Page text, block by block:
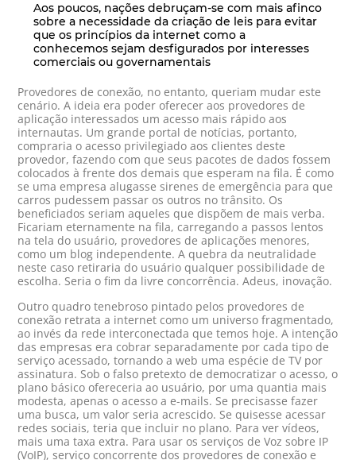
Aos poucos, nações debruçam-se com mais afinco
sobre a necessidade da criação de leis para evitar
que os princípios da internet como a
conhecemos sejam desfigurados por interesses
comerciais ou governamentais
Provedores de conexão, no entanto, queriam mudar este
cenário. A ideia era poder oferecer aos provedores de
aplicação interessados um acesso mais rápido aos
internautas. Um grande portal de notícias, portanto,
compraria o acesso privilegiado aos clientes deste
provedor, fazendo com que seus pacotes de dados fossem
colocados à frente dos demais que esperam na fila. É como
se uma empresa alugasse sirenes de emergência para que
carros pudessem passar os outros no trânsito. Os
beneficiados seriam aqueles que dispõem de mais verba.
Ficariam eternamente na fila, carregando a passos lentos
na tela do usuário, provedores de aplicações menores,
como um blog independente. A quebra da neutralidade
neste caso retiraria do usuário qualquer possibilidade de
escolha. Seria o fim da livre concorrência. Adeus, inovação.
Outro quadro tenebroso pintado pelos provedores de
conexão retrata a internet como um universo fragmentado,
ao invés da rede interconectada que temos hoje. A intenção
das empresas era cobrar separadamente por cada tipo de
serviço acessado, tornando a web uma espécie de TV por
assinatura. Sob o falso pretexto de democratizar o acesso, o
plano básico ofereceria ao usuário, por uma quantia mais
modesta, apenas o acesso a e-mails. Se precisasse fazer
uma busca, um valor seria acrescido. Se quisesse acessar
redes sociais, teria que incluir no plano. Para ver vídeos,
mais uma taxa extra. Para usar os serviços de Voz sobre IP
(VoIP), serviço concorrente dos provedores de conexão e